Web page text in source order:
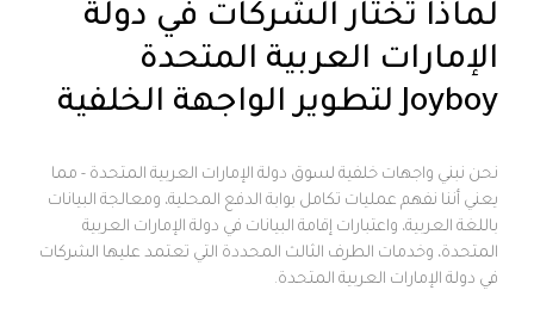
أعمالنا
المنتجات
جميع الخدمات
تطوير المواقع
تطوير تطبيقات الجوال
المدونة
الجوائز
لماذا تختار الشركات في دولة
الإمارات العربية المتحدة
Joyboy لتطوير الواجهة الخلفية
نحن نبني واجهات خلفية لسوق دولة الإمارات العربية المتحدة - مما
يعني أننا نفهم عمليات تكامل بوابة الدفع المحلية، ومعالجة البيانات
باللغة العربية، واعتبارات إقامة البيانات في دولة الإمارات العربية
المتحدة، وخدمات الطرف الثالث المحددة التي تعتمد عليها الشركات
في دولة الإمارات العربية المتحدة.